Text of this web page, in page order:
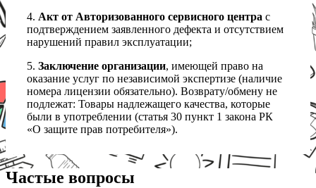
4. Акт от Авторизованного сервисного центра с
подтверждением заявленного дефекта и отсутствием
нарушений правил эксплуатации;
5. Заключение организации, имеющей право на
оказание услуг по независимой экспертизе (наличие
номера лицензии обязательно). Возврату/обмену не
подлежат: Товары надлежащего качества, которые
были в употреблении (статья 30 пункт 1 закона РК
«О защите прав потребителя»).
Частые вопросы